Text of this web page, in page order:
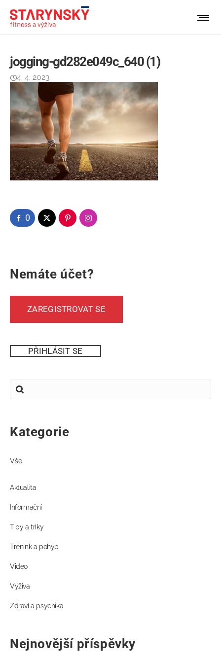
jogging-gd282e049c_640 (1)
4. 4. 2023
0
Nemáte účet?
ZAREGISTROVAT SE
PŘIHLÁSIT SE
Kategorie
Vše
Aktualita
Informační
Tipy a triky
Trénink a pohyb
Video
Výživa
Zdraví a psychika
Nejnovější příspěvky